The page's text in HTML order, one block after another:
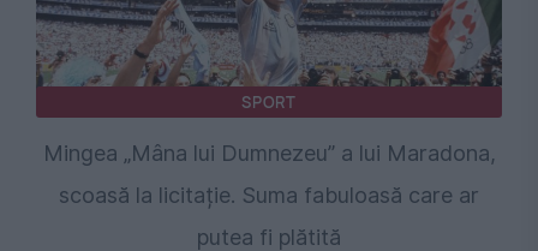
SPORT
Mingea „Mâna lui Dumnezeu” a lui Maradona,
scoasă la licitație. Suma fabuloasă care ar
putea fi plătită